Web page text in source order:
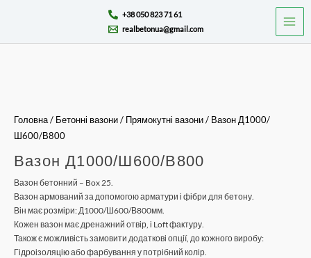
вмісту
+38 050 823 71 61
realbetonua@gmail.com
Головна / Бетонні вазони / Прямокутні вазони / Вазон Д1000/
Ш600/В800
Вазон Д1000/Ш600/В800
Вазон бетонний – Box 25.
Вазон армований за допомогою арматури і фібри для бетону.
Він має розміри: Д1000/Ш600/В800мм.
Кожен вазон має дренажний отвір, і Loft фактуру.
Також є можливість замовити додаткові опції, до кожного виробу:
Гідроізоляцію або фарбування у потрібний колір.
В800
кількість